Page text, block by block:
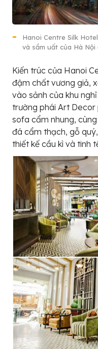
Hanoi Centre Silk
và sầm uất của Hà
Kiến trúc của Hanoi
đậm chất vương giả,
vào sảnh của khu
trường phái Art Decor
sofa cẩm nhung,
đá cẩm thạch, gỗ
thiết kế cầu kì và tinh